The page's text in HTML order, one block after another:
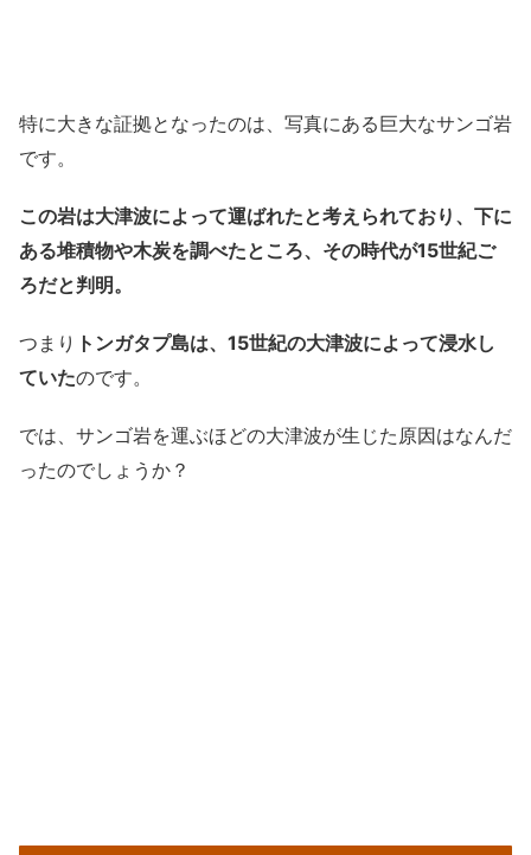
特に大きな証拠となったのは、写真にある巨大なサンゴ岩
です。
この岩は大津波によって運ばれたと考えられており、下に
ある堆積物や木炭を調べたところ、その時代が15世紀ご
ろだと判明。
つまり トンガタプ島は、15世紀の大津波によって浸水し
ていたのです。
では、サンゴ岩を運ぶほどの大津波が生じた原因はなんだ
ったのでしょうか？